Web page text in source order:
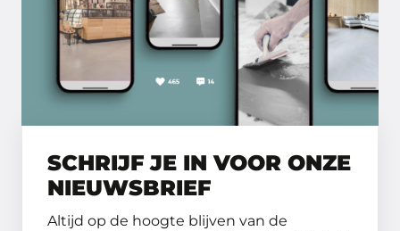
SCHRIJF JE IN VOOR ONZE
NIEUWSBRIEF
Altijd op de hoogte blijven van de